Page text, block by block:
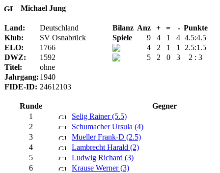
Michael Jung
Land: Deutschland Bilanz Anz + = - Punkte
Klub:
SV Osnabrück Spiele 9 4 1 4 4.5:4.5
ELO:
1766 4 2 1 1
2.5:1.5
DWZ:
1592 5 2 0 3
2 : 3
Titel:
ohne
Jahrgang: 1940
FIDE-ID: 24612103
Runde
Gegner
1
Selig Rainer (5.5)
2
Schumacher Ursula (4)
3
Mueller Frank-D (2.5)
4
Lambrecht Harald (2)
5
Ludwig Richard (3)
6
Krause Werner (3)